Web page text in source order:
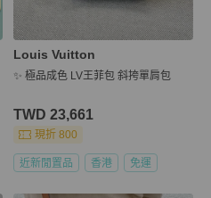
Louis Vuitton
✨ 極品成色 LV王菲包 斜挎單肩包
TWD 23,661
現折 800
近新閒置品 香港 免運